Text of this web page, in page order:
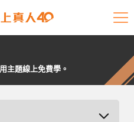
主題線上免費學。